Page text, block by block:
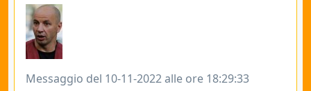
Messaggio del 10-11-2022 alle ore 18:29:33